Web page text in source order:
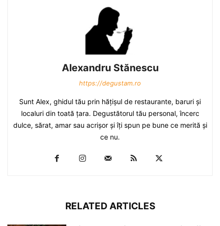
Alexandru Stănescu
https://degustam.ro
Sunt Alex, ghidul tău prin hăţişul de restaurante, baruri şi
localuri din toată ţara. Degustătorul tău personal, încerc
dulce, sărat, amar sau acrişor şi îţi spun pe bune ce merită şi
ce nu.
RELATED ARTICLES